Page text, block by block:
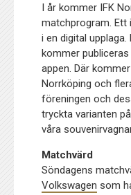
I år kommer IFK
matchprogram. Ett
i en digital
kommer
appen. Där
Norrköping och
föreningen och
tryckta varianten
våra
Matchvärd
Söndagens
Volkswagen som